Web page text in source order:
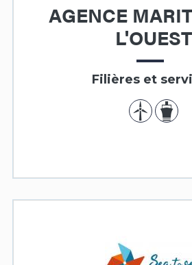
AGENCE
L'OUEST
Filières et